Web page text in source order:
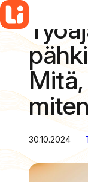
Siirry
sisältöön
30.10.2024